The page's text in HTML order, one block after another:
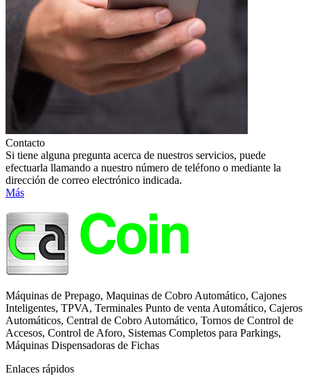
Contacto
Si tiene alguna pregunta acerca de nuestros servicios, puede
efectuarla llamando a nuestro número de teléfono o mediante la
dirección de correo electrónico indicada.
Más
Máquinas de Prepago, Maquinas de Cobro Automático, Cajones
Inteligentes, TPVA, Terminales Punto de venta Automático, Cajeros
Automáticos, Central de Cobro Automático, Tornos de Control de
Accesos, Control de Aforo, Sistemas Completos para Parkings,
Máquinas Dispensadoras de Fichas
Enlaces rápidos